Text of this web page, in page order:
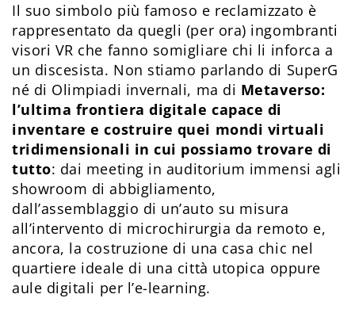
Il suo simbolo più famoso e reclamizzato è
rappresentato da quegli (per ora) ingombranti
visori VR che fanno somigliare chi li inforca a
un discesista. Non stiamo parlando di SuperG
né di Olimpiadi invernali, ma di Metaverso:
l’ultima frontiera digitale capace di
inventare e costruire quei mondi virtuali
tridimensionali in cui possiamo trovare di
tutto: dai meeting in auditorium immensi agli
showroom di abbigliamento,
dall’assemblaggio di un’auto su misura
all’intervento di microchirurgia da remoto e,
ancora, la costruzione di una casa chic nel
quartiere ideale di una città utopica oppure
aule digitali per l’e-learning.